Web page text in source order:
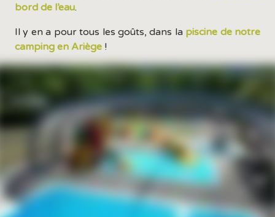
bord de l’eau.
Il y en a pour tous les goûts, dans la piscine de notre
camping en Ariège !